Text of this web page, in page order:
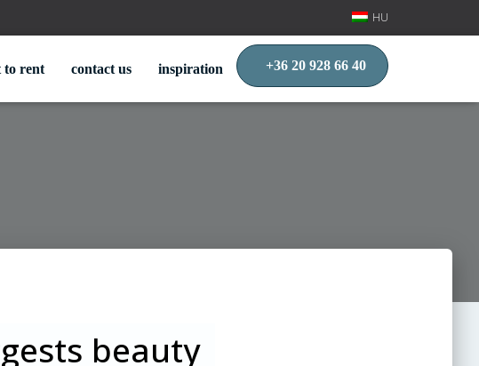
HU
to rent contact us inspiration +36 20 928 66 40
beauty